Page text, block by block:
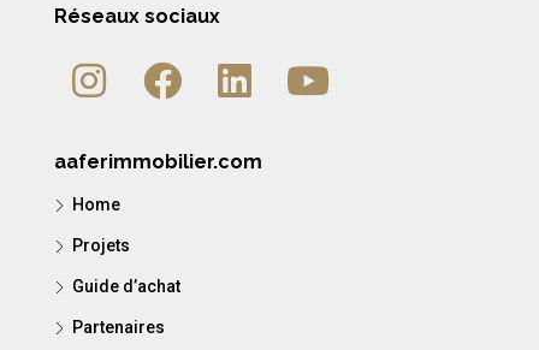
Réseaux sociaux
aaferimmobilier.com
Home
Projets
Guide d’achat
Partenaires